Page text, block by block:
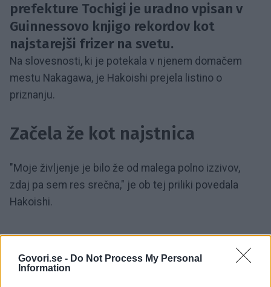
Govori.se - Do Not Process My Personal
Information
prefekture Tochigi je uradno vpisan v
Guinnessovo knjigo rekordov kot
najstarejši frizer na svetu.
Na slovesnosti, ki je potekala v njenem domačem
mestu Nakagawa, je Hakoishi prejela listino o
priznanju.
Začela že kot najstnica
"Moje življenje je bilo že od malega polno izzivov,
zdaj pa sem res srečna," je ob tej priliki povedala
Hakoishi.
stara komaj 14 let, uradno licenco za delo pa pridobila